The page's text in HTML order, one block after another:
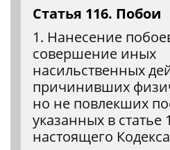
Статья 116. Побои
1. Нанесение
совершение иных
насильственных
причинивших
но не повлекших
указанных в статье
настоящего